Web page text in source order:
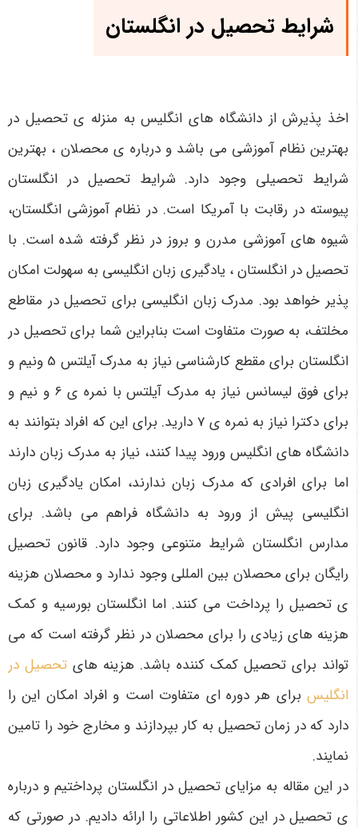
شرایط تحصیل در انگلستان
اخذ پذیرش از دانشگاه های انگلیس به منزله ی تحصیل در
بهترین نظام آموزشی می باشد و درباره ی محصلان ، بهترین
شرایط تحصیلی وجود دارد. شرایط تحصیل در انگلستان
پیوسته در رقابت با آمریکا است. در نظام آموزشی انگلستان،
شیوه های آموزشی مدرن و بروز در نظر گرفته شده است. با
تحصیل در انگلستان ، یادگیری زبان انگلیسی به سهولت امکان
پذیر خواهد بود. مدرک زبان انگلیسی برای تحصیل در مقاطع
مخلتف، به صورت متفاوت است بنابراین شما برای تحصیل در
انگلستان برای مقطع کارشناسی نیاز به مدرک آیلتس 5 ونیم و
برای فوق لیسانس نیاز به مدرک آیلتس با نمره ی 6 و نیم و
برای دکترا نیاز به نمره ی 7 دارید. برای این که افراد بتوانند به
دانشگاه های انگلیس ورود پیدا کنند، نیاز به مدرک زبان دارند
اما برای افرادی که مدرک زبان ندارند، امکان یادگیری زبان
انگلیسی پیش از ورود به دانشگاه فراهم می باشد. برای
مدارس انگلستان شرایط متنوعی وجود دارد. قانون تحصیل
رایگان برای محصلان بین المللی وجود ندارد و محصلان هزینه
ی تحصیل را پرداخت می کنند. اما انگلستان بورسیه و کمک
هزینه های زیادی را برای محصلان در نظر گرفته است که می
تواند برای تحصیل کمک کننده باشد. هزینه های تحصیل در
انگلیس برای هر دوره ای متفاوت است و افراد امکان این را
دارد که در زمان تحصیل به کار بپردازند و مخارج خود را تامین
نمایند.
در این مقاله به مزایای تحصیل در انگلستان پرداختیم و درباره
ی تحصیل در این کشور اطلاعاتی را ارائه دادیم. در صورتی که